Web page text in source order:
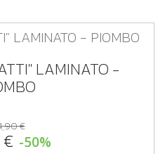
LAMINATO -
€
-50%